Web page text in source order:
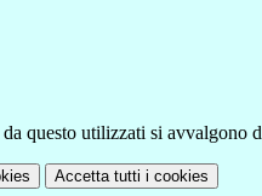
questo utilizzati si
Accetta tutti i cookies